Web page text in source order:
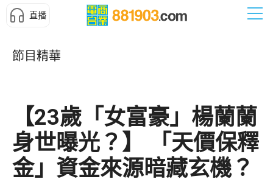
直播
節目精華
【23歲「女富豪」楊蘭蘭
身世曝光？】 「天價保釋
金」資金來源暗藏玄機？